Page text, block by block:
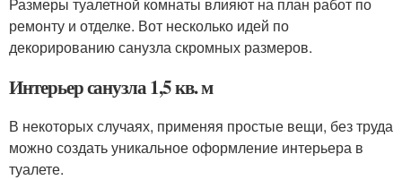
ремонту и отделке. Вот несколько идей по
декорированию санузла скромных размеров.
Интерьер санузла 1,5 кв. м
В некоторых случаях, применяя простые вещи, без труда
можно создать уникальное оформление интерьера в
туалете.